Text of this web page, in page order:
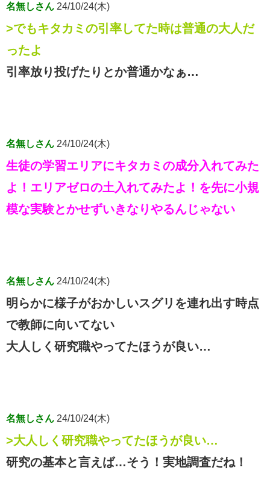
名無しさん 24/10/24(木)
>でもキタカミの引率してた時は普通の大人だ
ったよ
引率放り投げたりとか普通かなぁ…
名無しさん 24/10/24(木)
生徒の学習エリアにキタカミの成分入れてみた
よ！エリアゼロの土入れてみたよ！を先に小規
模な実験とかせずいきなりやるんじゃない
名無しさん 24/10/24(木)
明らかに様子がおかしいスグリを連れ出す時点
で教師に向いてない
大人しく研究職やってたほうが良い…
名無しさん 24/10/24(木)
>大人しく研究職やってたほうが良い…
研究の基本と言えば…そう！実地調査だね！